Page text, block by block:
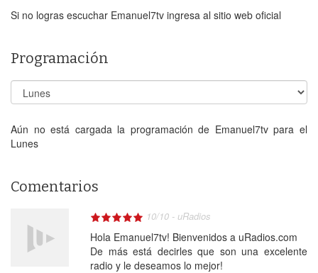
Si no logras escuchar Emanuel7tv ingresa al sitio web oficial
Programación
Aún no está cargada la programación de Emanuel7tv para el
Lunes
Comentarios
10/10 - uRadios
Hola Emanuel7tv! Bienvenidos a uRadios.com
De más está decirles que son una excelente
radio y le deseamos lo mejor!